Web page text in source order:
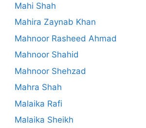
Mahi Shah
Mahira Zaynab Khan
Mahnoor Rasheed Ahmad
Mahnoor Shahid
Mahnoor Shehzad
Mahra Shah
Malaika Rafi
Malaika Sheikh